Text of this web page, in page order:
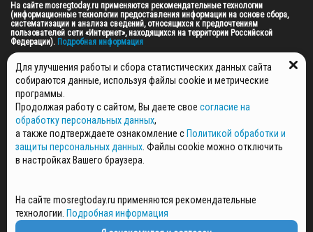
На сайте mosregtoday.ru применяются рекомендательные технологии
(информационные технологии предоставления информации на основе сбора,
систематизации и анализа сведений, относящихся к предпочтениям
пользователей сети «Интернет», находящихся на территории Российской
Федерации). Подробная информация
© 2026 ПРАВА НА ВСЕ МАТЕРИАЛЫ САЙТА ПРИНАДЛЕЖАТ ГАУ МО "ЦИФРОВЫЕ
МЕДИА" (ОГРН: 1255000059467).
ПОЛИТИКА ОБРАБОТКИ И ЗАЩИТЫ ПЕРСОНАЛЬНЫХ ДАННЫХ
НОВОСТИ
ГАЗЕТЫ
РЕКЛАМОДАТЕЛЯМ
СПЕЦПРОЕКТЫ
СТАТЬИ
Для улучшения работы и сбора статистических данных сайта
собираются данные, используя файлы cookie и метрические
программы.
Продолжая работу с сайтом, Вы даете свое согласие на
обработку персональных данных,
а также подтверждаете ознакомление с Политикой обработки и
защиты персональных данных . Файлы cookie можно отключить
в настройках Вашего браузера.
На сайте mosregtoday.ru применяются рекомендательные
технологии. Подробная информация